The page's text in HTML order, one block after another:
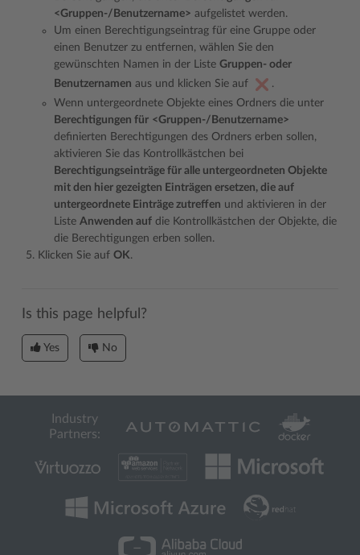
<Gruppen-/Benutzername> aufgelistet werden.
Um einen Berechtigungseintrag für eine Gruppe oder
einen Benutzer zu entfernen, wählen Sie den
gewünschten Namen in der Liste Gruppen- oder
Benutzernamen aus und klicken Sie auf
.
Wenn untergeordnete Objekte eines Ordners die unter
Berechtigungen für <Gruppen-/Benutzername>
definierten Berechtigungen des Ordners erben sollen,
aktivieren Sie das Kontrollkästchen bei
Berechtigungseinträge für alle untergeordneten Objekte
mit den hier gezeigten Einträgen ersetzen, die auf
untergeordnete Einträge zutreffen und aktivieren in der
Liste Anwenden auf die Kontrollkästchen der Objekte, die
die Berechtigungen erben sollen.
Klicken Sie auf OK.
Is this page helpful?
Yes No
Industry
Partners: